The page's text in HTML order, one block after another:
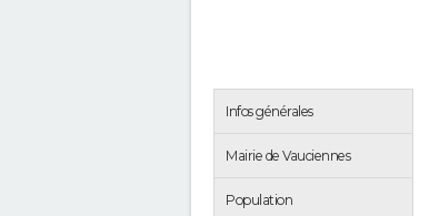
Infos générales
Mairie de Vauciennes
Population